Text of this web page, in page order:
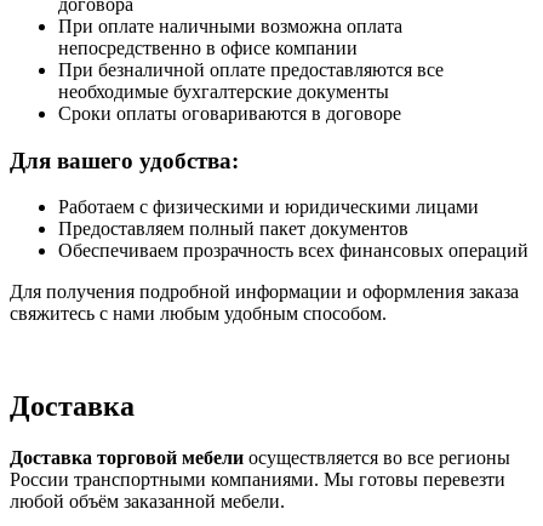
договора
При оплате наличными возможна оплата
непосредственно в офисе компании
При безналичной оплате предоставляются все
необходимые бухгалтерские документы
Сроки оплаты оговариваются в договоре
Для вашего удобства:
Работаем с физическими и юридическими лицами
Предоставляем полный пакет документов
Обеспечиваем прозрачность всех финансовых операций
Для получения подробной информации и оформления заказа
свяжитесь с нами любым удобным способом.
Доставка
Доставка торговой мебели осуществляется во все регионы
России транспортными компаниями. Мы готовы перевезти
любой объём заказанной мебели.